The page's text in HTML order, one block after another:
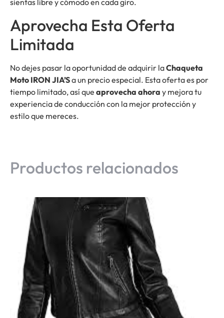
sientas libre y cómodo en cada giro.
Aprovecha Esta Oferta
Limitada
No dejes pasar la oportunidad de adquirir laChaqueta
Moto IRON JIA’Sa un precio especial. Esta oferta es por
tiempo limitado, así que aprovecha ahora y mejora tu
experiencia de conducción con la mejor protección y
estilo que mereces.
Productos relacionados